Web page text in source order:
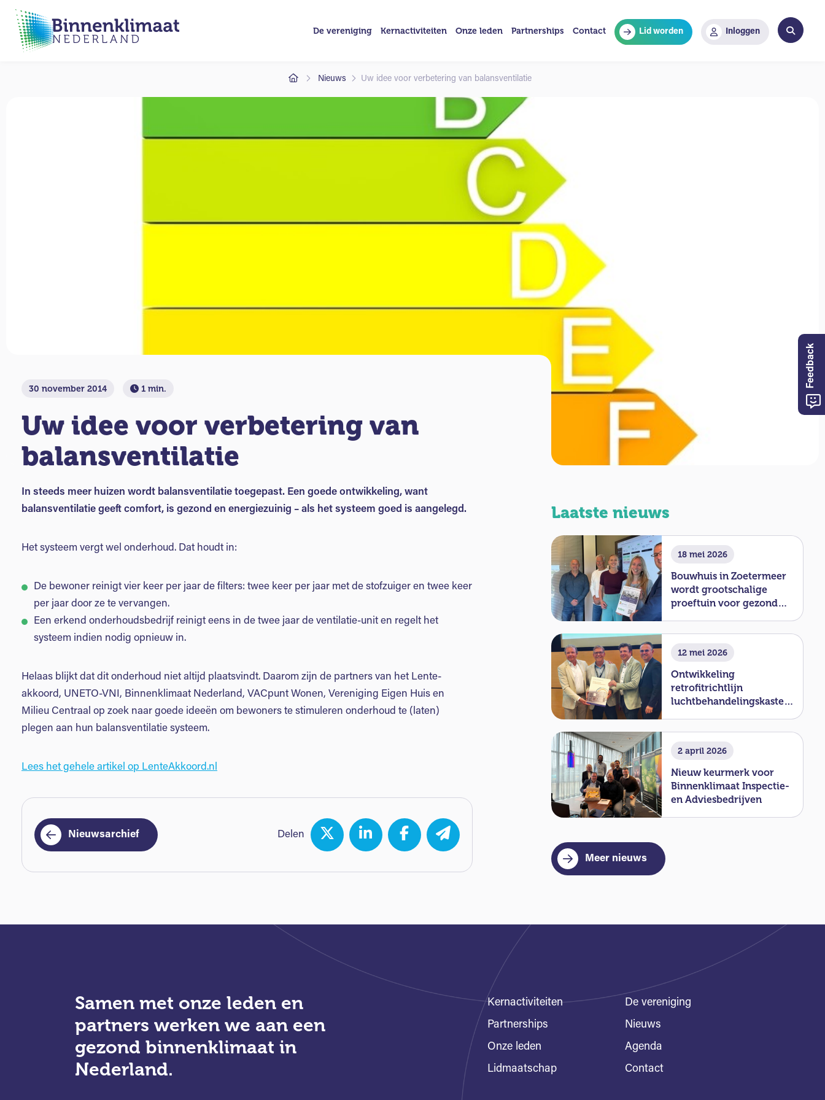
De vereniging Kernactiviteiten Onze leden Partnerships Contact Lid worden Inloggen
Nieuws Uw idee voor verbetering van balansventilatie
30 november 2014 1 min.
Uw idee voor verbetering van
balansventilatie
In steeds meer huizen wordt balansventilatie toegepast. Een goede ontwikkeling, want
balansventilatie geeft comfort, is gezond en energiezuinig – als het systeem goed is aangelegd.
Het systeem vergt wel onderhoud. Dat houdt in:
De bewoner reinigt vier keer per jaar de filters: twee keer per jaar met de stofzuiger en twee keer
per jaar door ze te vervangen.
Een erkend onderhoudsbedrijf reinigt eens in de twee jaar de ventilatie-unit en regelt het
systeem indien nodig opnieuw in.
Helaas blijkt dat dit onderhoud niet altijd plaatsvindt. Daarom zijn de partners van het Lente-
akkoord, UNETO-VNI, Binnenklimaat Nederland, VACpunt Wonen, Vereniging Eigen Huis en
Milieu Centraal op zoek naar goede ideeën om bewoners te stimuleren onderhoud te (laten)
plegen aan hun balansventilatie systeem.
Lees het gehele artikel op LenteAkkoord.nl
Nieuwsarchief Delen
Laatste nieuws
18 mei 2026
Bouwhuis in Zoetermeer
wordt grootschalige
proeftuin voor gezond
12 mei 2026
Ontwikkeling
retrofitrichtlijn
luchtbehandelingskasten
2 april 2026
Nieuw keurmerk voor
Binnenklimaat Inspectie-
en Adviesbedrijven
Meer nieuws
Samen met onze leden en
partners werken we aan een
gezond binnenklimaat in
Nederland.
Kernactiviteiten
Partnerships
Onze leden
Lidmaatschap
De vereniging
Nieuws
Agenda
Contact
Feedback